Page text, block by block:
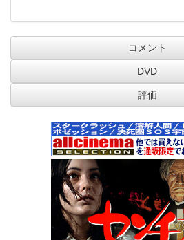
コメント
DVD
評価